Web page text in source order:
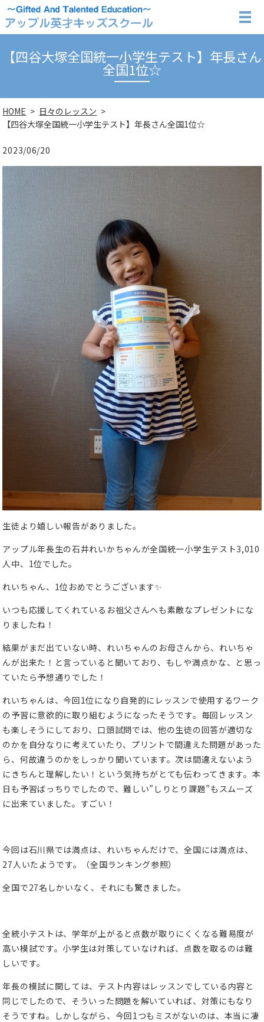
【四谷大塚全国統一小学生テスト】年長さん
全国1位☆
HOME
日々のレッスン
【四谷大塚全国統一小学生テスト】年長さん全国1位☆
2023/06/20
生徒より嬉しい報告がありました。
アップル年長生の石井れいかちゃんが全国統一小学生テスト3,010
人中、1位でした。
れいちゃん、1位おめでとうございます✨
いつも応援してくれているお祖父さんへも素敵なプレゼントにな
りましたね！
結果がまだ出ていない時、れいちゃんのお母さんから、れいちゃ
んが出来た！と言っていると聞いており、もしや満点かな、と思っ
ていたら予想通りでした！
れいちゃんは、今回1位になり自発的にレッスンで使用するワーク
の予習に意欲的に取り組むようになったそうです。毎回レッスン
も楽しそうにしており、口頭試問では、他の生徒の回答が適切な
のかを自分なりに考えていたり、プリントで間違えた問題があった
ら、何故違うのかをしっかり聞いています。次は間違えないよう
にきちんと理解したい！という気持ちがとても伝わってきます。本
日も予習ばっちりでしたので、難しい”しりとり課題”もスムーズ
に出来ていました。すごい！
今回は石川県では満点は、れいちゃんだけで、全国には満点は、
27人いたようです。（全国ランキング参照）
全国で27名しかいなく、それにも驚きました。
全統小テストは、学年が上がると点数が取りにくくなる難易度が
高い模試です。小学生は対策していなければ、点数を取るのは難
しいです。
年長の模試に関しては、テスト内容はレッスンでしている内容と
同じでしたので、そういった問題を解いていれば、対策にもなり
そうですね。しかしながら、今回1つもミスがないのは、本当に凄